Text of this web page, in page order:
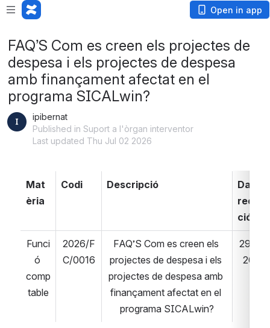
Open in app
FAQ’S Com es creen els projectes de
despesa i els projectes de despesa
amb finançament afectat en el
programa SICALwin?
ipibernat
Published in Suport a l'òrgan interventor
Last updated Thu Jul 02 2026
Mat
èria
Codi Descripció
Data
redac
ció
Funci
ó
comp
table
2026/F
C/0016
FAQ’S Com es creen els
projectes de despesa i els
projectes de despesa amb
finançament afectat en el
programa SICALwin?
29/05/
2026